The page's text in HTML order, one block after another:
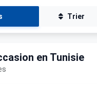
Trier
en Tunisie